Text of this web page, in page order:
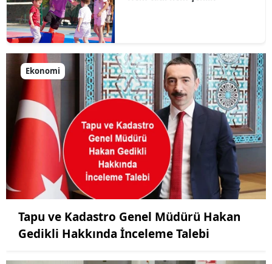
Ekonomi
Tapu ve Kadastro Genel Müdürü Hakan
Gedikli Hakkında İnceleme Talebi